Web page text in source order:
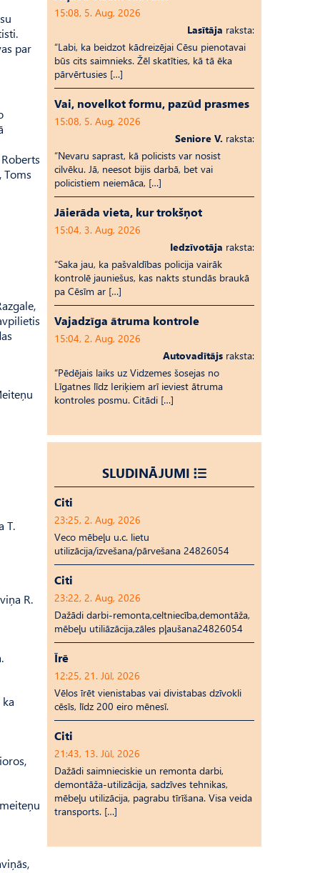
par
Toms
T.
R.
15:08, 5. Aug, 2026
Lasītāja raksta:
“Labi, ka beidzot kādreizējai Cēsu pienotavai
būs cits saimnieks. Žēl skatīties, kā tā ēka
pārvērtusies […]
Vai, novelkot formu, pazūd prasmes
15:08, 5. Aug, 2026
Seniore V. raksta:
“Nevaru saprast, kā policists var nosist
cilvēku. Jā, neesot bijis darbā, bet vai
policistiem neiemāca, […]
Jāierāda vieta, kur trokšņot
15:04, 3. Aug, 2026
Iedzīvotāja raksta:
“Saka jau, ka pašvaldības policija vairāk
kontrolē jauniešus, kas nakts stundās braukā
pa Cēsīm ar […]
Vajadzīga ātruma kontrole
15:04, 2. Aug, 2026
Autovadītājs raksta:
“Pēdējais laiks uz Vid­ze­mes šosejas no
Līgatnes līdz Ieriķiem arī ieviest ātruma
kontroles posmu. Citādi […]
SLUDINĀJUMI
Citi
23:25, 2. Aug, 2026
Veco mēbeļu u.c. lietu
utilizācija/izvešana/pārvešana 24826054
Citi
23:22, 2. Aug, 2026
Dažādi darbi-remonta,celtniecība,demontāža,
mēbeļu utiliāzācija,zāles pļaušana24826054
Īrē
12:25, 21. Jūl, 2026
Vēlos īrēt vienistabas vai divistabas dzīvokli
cēsīs, līdz 200 eiro mēnesī.
Citi
21:43, 13. Jūl, 2026
Dažādi saimnieciskie un remonta darbi,
demontāža-utilizācija, sadzīves tehnikas,
mēbeļu utilizācija, pagrabu tīrīšana. Visa veida
transports. […]